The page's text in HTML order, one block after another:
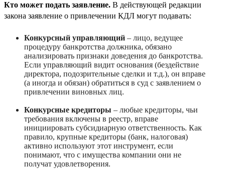
Кто может подать заявление. В действующей редакции
закона заявление о привлечении КДЛ могут подавать:
Конкурсный управляющий – лицо, ведущее
процедуру банкротства должника, обязано
анализировать признаки доведения до банкротства.
Если управляющий видит основания (бездействие
директора, подозрительные сделки и т.д.), он вправе
(а иногда и обязан) обратиться в суд с заявлением о
привлечении виновных лиц.
Конкурсные кредиторы – любые кредиторы, чьи
требования включены в реестр, вправе
инициировать субсидиарную ответственность. Как
правило, крупные кредиторы (банк, налоговая)
активно используют этот инструмент, если
понимают, что с имущества компании они не
получат удовлетворения.